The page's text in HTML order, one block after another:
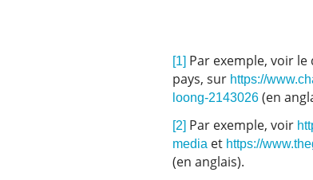
[1] Par exemple, voir
pays, sur https://
loong-2143026 (en
[2] Par exemple, voir
media et https://
(en anglais).